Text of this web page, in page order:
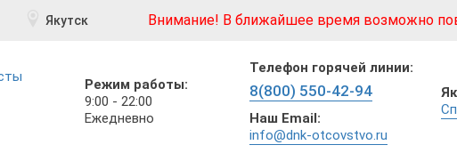
Якутск Внимание! В ближайшее время возможно
Режим работы:
9:00 - 22:00
Ежедневно
Телефон горячей линии:
8(800) 550-42-94
Наш Email:
info@dnk-otcovstvo.ru